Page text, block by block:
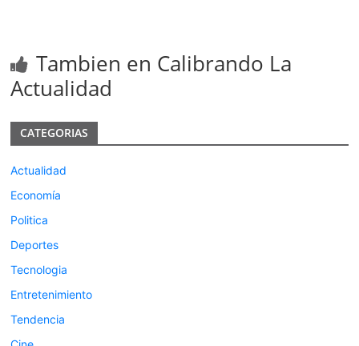
Tambien en Calibrando La
Actualidad
CATEGORIAS
Actualidad
Economía
Politica
Deportes
Tecnologia
Entretenimiento
Tendencia